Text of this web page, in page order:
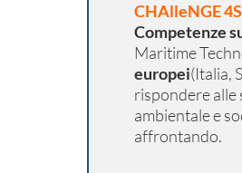
CHAlleNGE 4S
Competenze
Maritime
europei(Italia,
rispondere alle
ambientale e
affrontando.